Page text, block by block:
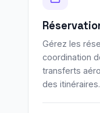
Gérez les
coordination
transferts
des itinéraires.